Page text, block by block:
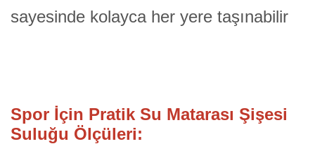
sayesinde kolayca her yere taşınabilir
Spor İçin Pratik Su Matarası Şişesi
Suluğu Ölçüleri: